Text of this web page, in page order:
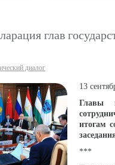
глав
диалог
13
Главы
итогам
***